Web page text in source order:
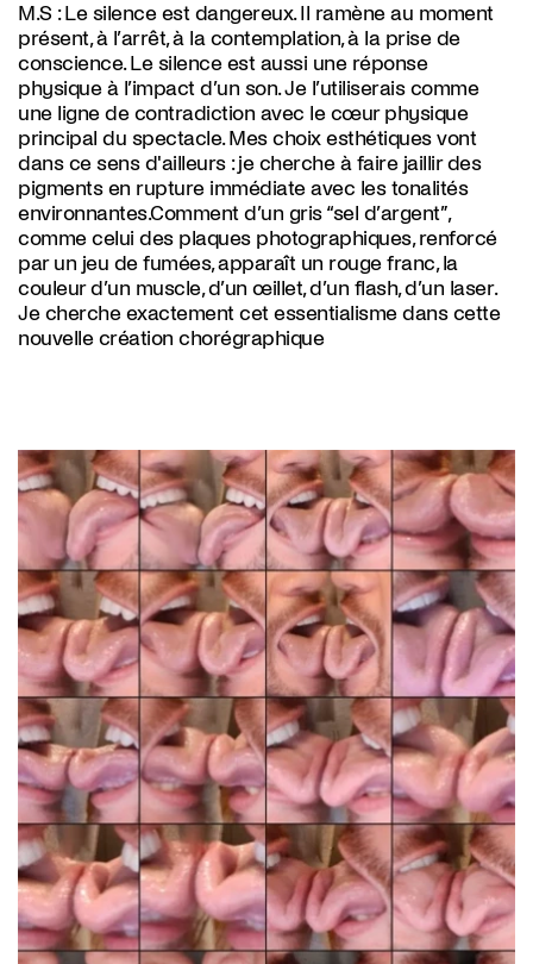
M.S :Le silence est dangereux. Il ramène au moment
présent, à l’arrêt, à la contemplation, à la prise de
conscience. Le silence est aussi une réponse
physique à l’impact d’un son. Je l’utiliserais comme
une ligne de contradiction avec le cœur physique
principal du spectacle. Mes choix esthétiques vont
dans ce sens d'ailleurs : je cherche à faire jaillir des
pigments en rupture immédiate avec les tonalités
environnantes.Comment d’un gris “sel d’argent”,
comme celui des plaques photographiques, renforcé
par un jeu de fumées, apparaît un rouge franc, la
couleur d’un muscle, d’un œillet, d’un flash, d’un laser.
Je cherche exactement cet essentialisme dans cette
nouvelle création chorégraphique